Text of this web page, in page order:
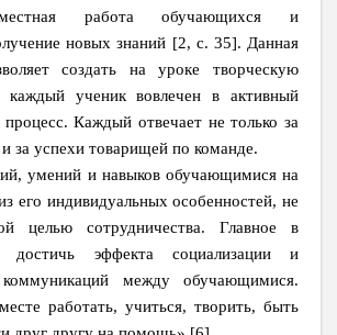
работа обучающихся и
новых знаний [2, c. 35]. Данная
создать на уроке творческую
каждый ученик вовлечен в активный
процесс. Каждый отвечает не только за
за успехи товарищей по команде.
умений и навыков обучающимися на
его индивидуальных особенностей, не
целью сотрудничества. Главное в
достичь эффекта социализации и
между обучающимися.
работать, учиться, творить, быть